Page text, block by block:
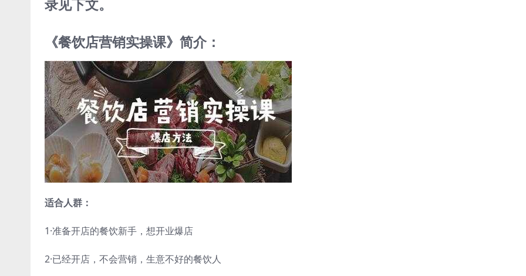
录见下文。
《餐饮店营销实操课》简介：
适合人群：
1·准备开店的餐饮新手，想开业爆店
2·已经开店，不会营销，生意不好的餐饮人